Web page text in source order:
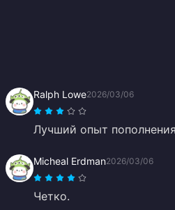
Ralph Lowe2026/03/06
Лучший опыт
Micheal Erdman2026/03/06
Четко.